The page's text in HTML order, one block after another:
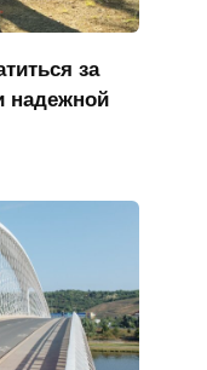
за
надежной